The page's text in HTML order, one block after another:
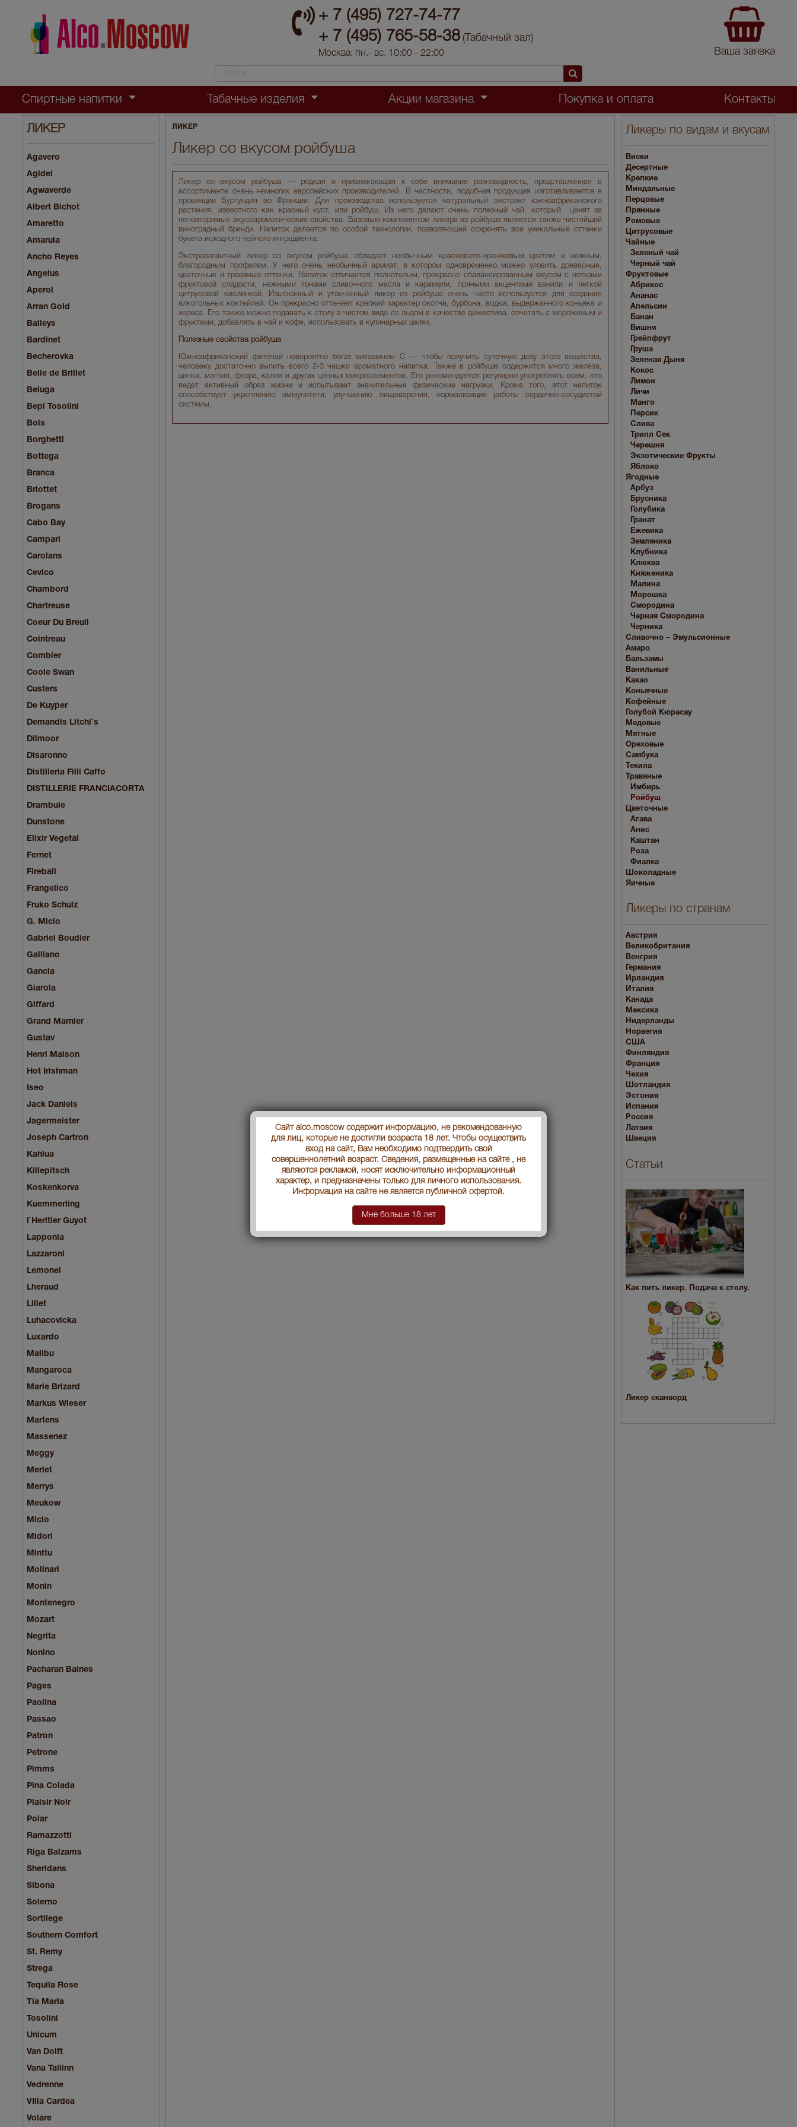
+ 7 (495) 727-74-77
+ 7 (495) 765-58-38 (Табачный зал)
Москва: пн.- вс. 10:00 - 22:00 Ваша заявка
Спиртные напитки Табачные изделия Акции магазина Покупка и оплата Контакты
ЛИКЕР
Agavero
Agidel
Agwaverde
Albert Bichot
Amaretto
Amarula
Ancho Reyes
Angelus
Aperol
Arran Gold
Baileys
Bardinet
Becherovka
Belle de Brillet
Beluga
Bepi Tosolini
Bols
Borghetti
Bottega
Branca
Briottet
Brogans
Cabo Bay
Campari
Carolans
Cevico
Chambord
Chartreuse
Coeur Du Breuil
Cointreau
Combier
Coole Swan
Custers
De Kuyper
Demandis Litchi`s
Dilmoor
Disaronno
Distilleria Filli Caffo
DISTILLERIE FRANCIACORTA
Drambuie
Dunstone
Elixir Vegetal
Fernet
Fireball
Frangelico
Fruko Schulz
G. Miclo
Gabriel Boudier
Galliano
Gancia
Giarola
Giffard
Grand Marnier
Gustav
Henri Maison
Hot Irishman
Iseo
Jack Daniels
Jagermeister
Joseph Cartron
Kahlua
Killepitsch
Koskenkorva
Kuemmerling
l`Heritier Guyot
Lapponia
Lazzaroni
Lemonel
Lheraud
Lillet
Luhacovicka
Luxardo
Malibu
Mangaroca
Marie Brizard
Markus Wieser
Martens
Massenez
Meggy
Merlet
Merrys
Meukow
Miclo
Midori
Minttu
Molinari
Monin
Montenegro
Mozart
Negrita
Nonino
Pacharan Baines
Pages
Paolina
Passao
Patron
Petrone
Pimms
Pina Colada
Plaisir Noir
Polar
Ramazzotti
Riga Balzams
Sheridans
Sibona
Solerno
Sortilege
Southern Comfort
St. Remy
Strega
Tequila Rose
Tia Maria
Tosolini
Unicum
Van Dolft
Vana Tallinn
Vedrenne
VIlla Cardea
Volare
ЛИКЕР
Ликер со вкусом ройбуша
Ликер со вкусом ройбуша — редкая и привлекающая к себе внимание разновидность, представленная в
ассортименте очень немногих европейских производителей. В частности, подобная продукция изготавливается в
провинции Бургундия во Франции. Для производства используется натуральный экстракт южноафриканского
растения, известного как красный куст, или ройбуш. Из него делают очень полезный чай, который ценят за
неповторимые вкусоароматические свойства. Базовым компонентом ликера из ройбуша является также чистейший
виноградный бренди. Напиток делается по особой технологии, позволяющей сохранять все уникальные оттенки
букета исходного чайного ингредиента.
Экстравагантный ликер со вкусом ройбуша обладает необычным красновато-оранжевым цветом и нежным,
благородным профилем. У него очень необычный аромат, в котором одновременно можно уловить древесные,
цветочные и травяные оттенки. Напиток отличается полнотелым, прекрасно сбалансированным вкусом с нотками
фруктовой сладости, нежными тонами сливочного масла и карамели, пряными акцентами ванили и легкой
цитрусовой кислинкой. Изысканный и утонченный ликер из ройбуша очень часто используется для создания
алкогольных коктейлей. Он прекрасно оттеняет крепкий характер скотча, бурбона, водки, выдержанного коньяка и
хереса. Его также можно подавать к столу в чистом виде со льдом в качестве дижестива, сочетать с мороженым и
фруктами, добавлять в чай и кофе, использовать в кулинарных целях.
Полезные свойства ройбуша
Южноафриканский фиточай невероятно богат витамином С — чтобы получить суточную дозу этого вещества,
человеку достаточно выпить всего 2-3 чашки ароматного напитка. Также в ройбуше содержится много железа,
цинка, магния, фтора, калия и других ценных микроэлементов. Его рекомендуется регулярно употреблять всем, кто
ведет активный образ жизни и испытывает значительные физические нагрузки. Кроме того, этот напиток
способствует укреплению иммунитета, улучшению пищеварения, нормализации работы сердечно-сосудистой
системы.
Ликеры по видам и вкусам
Виски
Десертные
Крепкие
Миндальные
Перцовые
Прянные
Ромовые
Цитрусовые
Чайные
Зеленый чай
Черный чай
Фруктовые
Абрикос
Ананас
Апельсин
Банан
Вишня
Грейпфрут
Груша
Зеленая Дыня
Кокос
Лимон
Личи
Манго
Персик
Слива
Трипл Сек
Черешня
Экзотические Фрукты
Яблоко
Ягодные
Арбуз
Брусника
Голубика
Гранат
Ежевика
Земляника
Клубника
Клюква
Княженика
Малина
Морошка
Смородина
Черная Смородина
Черника
Сливочно – Эмульсионные
Амаро
Бальзамы
Ванильные
Какао
Коньячные
Кофейные
Голубой Кюрасау
Медовые
Мятные
Ореховые
Самбука
Текила
Травяные
Имбирь
Ройбуш
Цветочные
Агава
Анис
Каштан
Роза
Фиалка
Шоколадные
Яичные
Ликеры по странам
Австрия
Великобритания
Венгрия
Германия
Ирландия
Италия
Канада
Мексика
Нидерланды
Норвегия
США
Финляндия
Франция
Чехия
Шотландия
Эстония
Испания
Россия
Латвия
Швеция
Статьи
Как пить ликер. Подача к столу.
Ликер сканворд
Сайт alco.moscow содержит информацию, не рекомендованную
для лиц, которые не достигли возраста 18 лет. Чтобы осуществить
вход на сайт, Вам необходимо подтвердить свой
совершеннолетний возраст. Сведения, размещенные на сайте , не
являются рекламой, носят исключительно информационный
характер, и предназначены только для личного использования.
Информация на сайте не является публичной офертой.
Мне больше 18 лет